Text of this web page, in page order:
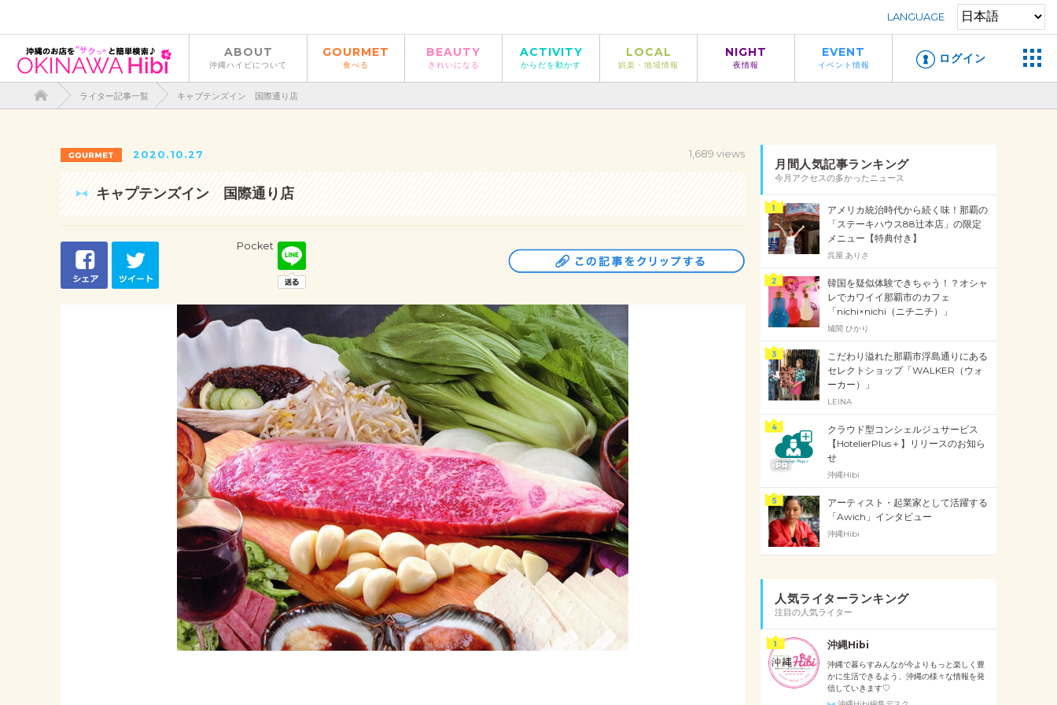
LANGUAGE
ABOUT
沖縄ハイビについて
GOURMET
食べる
BEAUTY
きれいになる
ACTIVITY
からだを動かす
LOCAL
娯楽・地域情報
NIGHT
夜情報
EVENT
イベント情報 ログイン
ライター記事一覧 キャプテンズイン 国際通り店
2020.10.27 1,689 views
キャプテンズイン 国際通り店
Pocket
月間人気記事ランキング
今月アクセスの多かったニュース
アメリカ統治時代から続く味！那覇の
「ステーキハウス88辻本店」の限定
メニュー【特典付き】
呉屋 ありさ
韓国を疑似体験できちゃう！？オシャ
レでカワイイ那覇市のカフェ
「nichi×nichi（ニチニチ）」
城間 ひかり
こだわり溢れた那覇市浮島通りにある
セレクトショップ「WALKER（ウォ
ーカー）」
LEINA
クラウド型コンシェルジュサービス
【HotelierPlus＋】リリースのお知ら
せ
沖縄Hibi
アーティスト・起業家として活躍する
「Awich」インタビュー
沖縄Hibi
人気ライターランキング
注目の人気ライター
沖縄Hibi
沖縄で暮らすみんなが今よりもっと楽しく豊
かに生活できるよう、沖縄の様々な情報を発
信していきます♡